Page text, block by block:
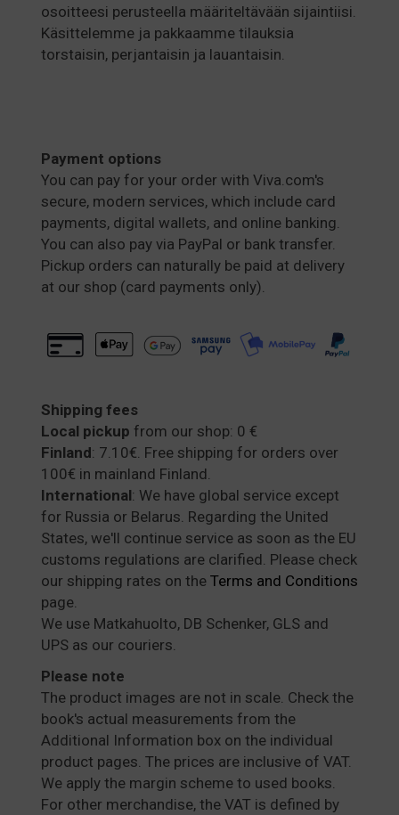
osoitteesi perusteella määriteltävään sijaintiisi.
Käsittelemme ja pakkaamme tilauksia
torstaisin, perjantaisin ja lauantaisin.
Payment options
You can pay for your order with Viva.com's
secure, modern services, which include card
payments, digital wallets, and online banking.
You can also pay via PayPal or bank transfer.
Pickup orders can naturally be paid at delivery
at our shop (card payments only).
Shipping fees
Local pickup from our shop: 0 €
Finland: 7.10€. Free shipping for orders over
100€ in mainland Finland.
International: We have global service except
for Russia or Belarus. Regarding the United
States, we'll continue service as soon as the EU
customs regulations are clarified. Please check
our shipping rates on the Terms and Conditions
page.
We use Matkahuolto, DB Schenker, GLS and
UPS as our couriers.
Please note
The product images are not in scale. Check the
book's actual measurements from the
Additional Information box on the individual
product pages. The prices are inclusive of VAT.
We apply the margin scheme to used books.
For other merchandise, the VAT is defined by